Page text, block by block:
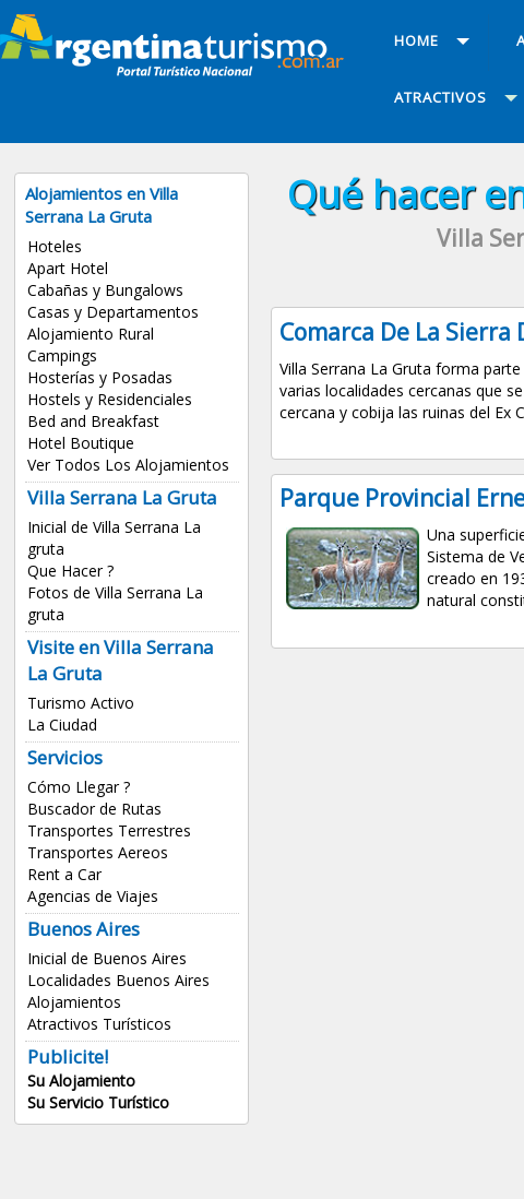
HOME
ATRACTIVOS
Alojamientos en Villa
Serrana La Gruta
Hoteles
Apart Hotel
Cabañas y Bungalows
Casas y Departamentos
Alojamiento Rural
Campings
Hosterías y Posadas
Hostels y Residenciales
Bed and Breakfast
Hotel Boutique
Ver Todos Los Alojamientos
Villa Serrana La Gruta
Inicial de Villa Serrana La
gruta
Que Hacer ?
Fotos de Villa Serrana La
gruta
Visite en Villa Serrana
La Gruta
Turismo Activo
La Ciudad
Servicios
Cómo Llegar ?
Buscador de Rutas
Transportes Terrestres
Transportes Aereos
Rent a Car
Agencias de Viajes
Buenos Aires
Inicial de Buenos Aires
Localidades Buenos Aires
Alojamientos
Atractivos Turísticos
Publicite!
Su Alojamiento
Su Servicio Turístico
Qué hacer
Villa
Comarca De La
Villa Serrana La Gruta forma
varias localidades cercanas que
cercana y cobija las ruinas del Ex
Parque Provincial
Una
Sistema de
creado en
natural